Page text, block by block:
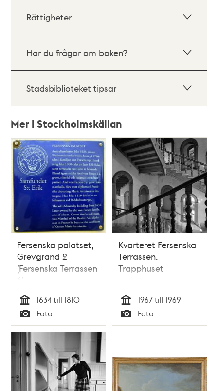
Rättigheter
Har du frågor om boken?
Stadsbiblioteket tipsar
Mer i Stockholmskällan
Relaterade
poster
och
teman
Fersenska palatset,
Grevgränd 2
(Fersenska Terrassen
6)
Tid
1634 till 1810
Typ
Foto
Kvarteret Fersenska
Terrassen.
Trapphuset
Tid
1967 till 1969
Typ
Foto